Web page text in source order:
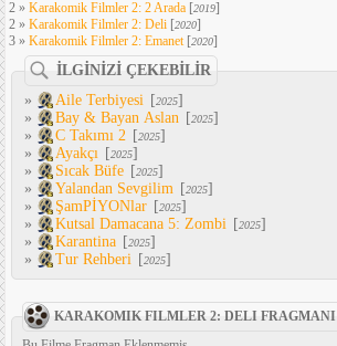
2 » Karakomik Filmler 2: 2 Arada [2019]
2 » Karakomik Filmler 2: Deli [2020]
3 » Karakomik Filmler 2: Emanet[2020]
İLGİNİZİ ÇEKEBİLİR
»
Aile Terbiyesi [2025]
»
Bay & Bayan Aslan [2025]
»
C Takımı 2 [2025]
»
Ayakçı [2025]
»
Sıcak Büfe [2025]
»
Yalandan Sevgilim [2025]
»
ŞamPİYONlar [2025]
»
Kutsal Damacana 5: Zombi [2025]
»
Karantina [2025]
»
Tur Rehberi [2025]
KARAKOMIK FILMLER 2: DELI FRAGMANI